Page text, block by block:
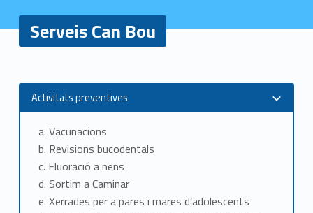
Serveis Can Bou
Activitats preventives
a. Vacunacions
b. Revisions bucodentals
c. Fluoració a nens
d. Sortim a Caminar
e. Xerrades per a pares i mares d’adolescents